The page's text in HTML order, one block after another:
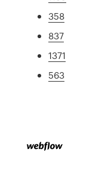
358
837
1371
563